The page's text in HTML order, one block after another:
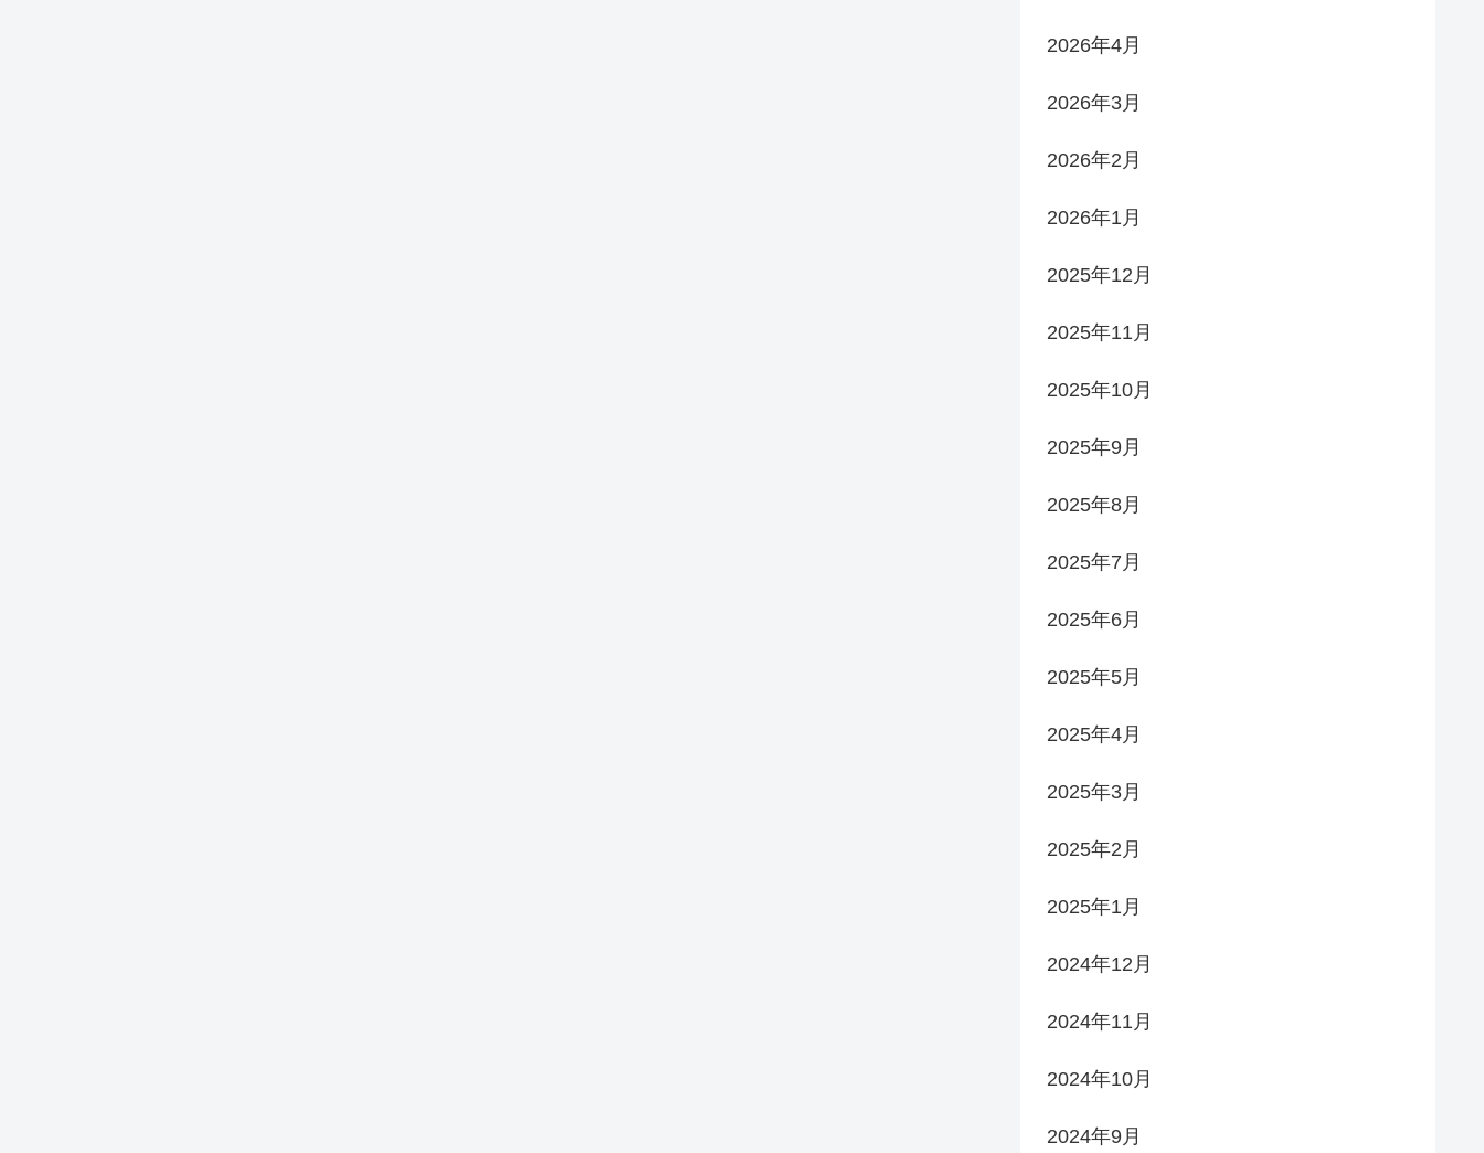
2026年4月
2026年3月
2026年2月
2026年1月
2025年12月
2025年11月
2025年10月
2025年9月
2025年8月
2025年7月
2025年6月
2025年5月
2025年4月
2025年3月
2025年2月
2025年1月
2024年12月
2024年11月
2024年10月
2024年9月